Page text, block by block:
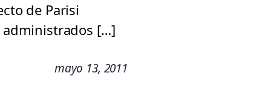
de Parisi
administrados […]
mayo 13, 2011